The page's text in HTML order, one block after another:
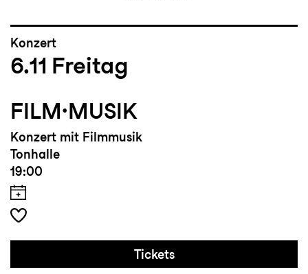
Konzert
6.11 Freitag
FILM·MUSIK
Konzert mit Filmmusik
Tonhalle
19:00
Tickets